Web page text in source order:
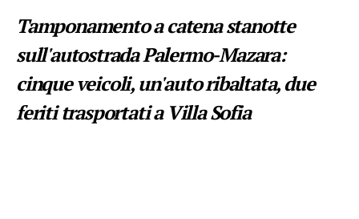
Tamponamento a catena stanotte
sull'autostrada Palermo-Mazara:
cinque veicoli, un'auto ribaltata, due
feriti trasportati a Villa Sofia